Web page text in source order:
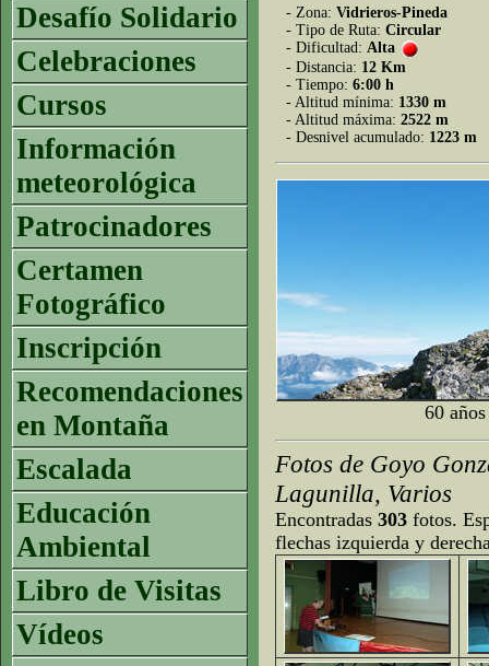
Desafío Solidario
Celebraciones
Cursos
Información
meteorológica
Patrocinadores
Certamen
Fotográfico
Inscripción
Recomendaciones
en Montaña
Escalada
Educación
Ambiental
Libro de Visitas
Vídeos
- Zona: Vidrieros-Pineda
- Tipo de Ruta: Circular
- Dificultad: Alta
- Distancia: 12 Km
- Tiempo: 6:00 h
- Altitud mínima: 1330 m
- Altitud máxima: 2522 m
- Desnivel acumulado: 1223 m
60
Fotos de Goyo
Lagunilla, Varios
Encontradas 303 fotos.
flechas izquierda y